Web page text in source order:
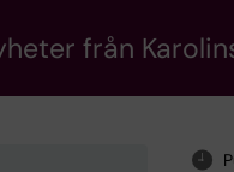
från